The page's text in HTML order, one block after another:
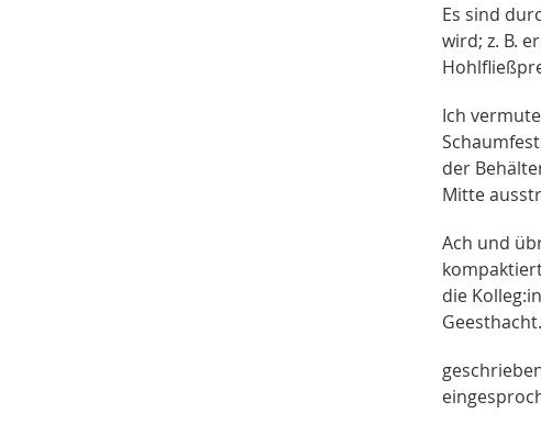
Es sind
wird; z. B.
Ich
der
Mitte
Ach und
die
Geesthacht.